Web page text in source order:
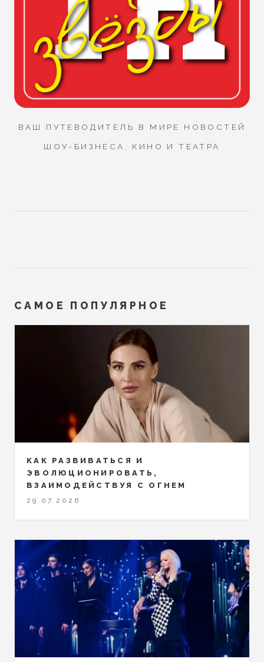
ВАШ ПУТЕВОДИТЕЛЬ В МИРЕ НОВОСТЕЙ
ШОУ-БИЗНЕСА, КИНО И ТЕАТРА
САМОЕ ПОПУЛЯРНОЕ
КАК РАЗВИВАТЬСЯ И
ЭВОЛЮЦИОНИРОВАТЬ,
ВЗАИМОДЕЙСТВУЯ С ОГНЕМ
29.07.2026